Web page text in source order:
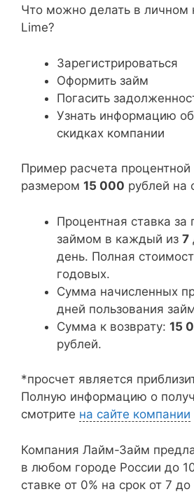
Что можно делать в
Lime?
Зарегистрироваться
Оформить займ
Погасить
Узнать информацию
скидках компании
Пример расчета процентной
размером 15 000 рублей на
Процентная ставка за
займом в каждый из 7
день. Полная
годовых.
Сумма начисленных
дней пользования
Сумма к возврату: 15
рублей.
*просчет является
Полную информацию о
смотрите на сайте компании
Компания Лайм-Займ
в любом городе России до
ставке от 0% на срок от 7